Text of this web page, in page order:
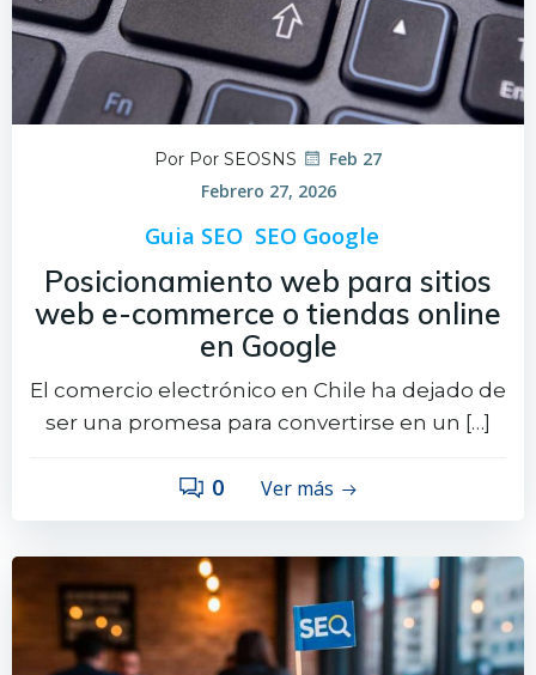
Por Por SEOSNS
Feb 27
Febrero 27, 2026
Guia SEO SEO Google
Posicionamiento web para sitios
web e-commerce o tiendas online
en Google
El comercio electrónico en Chile ha dejado de
ser una promesa para convertirse en un […]
0 Ver más